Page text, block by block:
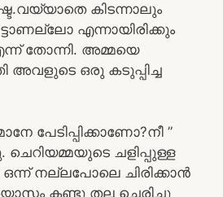
കിടന്നാലും
എന്നായിരിക്കും
തോന്നി. അമ്മയെ
അവളുടെ ഒരു കടുപ്പിച്ച
പേടിപ്പിക്കാണോ?നീ ”
ചെറിയമ്മയുടെ ചളിപ്പുള്ള
നല്ലപോലെ ചിരിക്കാൻ
കണ്ടു തല ചെരിച്ചു